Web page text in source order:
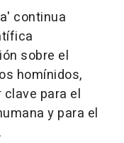
continua
sobre el
homínidos,
para el
y para el